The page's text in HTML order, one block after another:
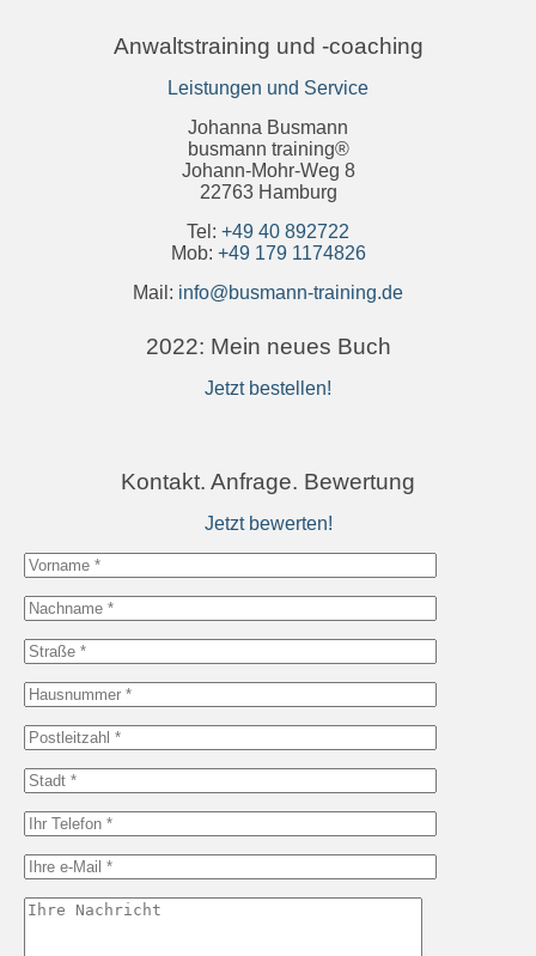
Anwaltstraining und -coaching
Leistungen und Service
Johanna Busmann
busmann training®
Johann-Mohr-Weg 8
22763 Hamburg
Tel: +49 40 892722
Mob: +49 179 1174826
Mail: info@busmann-training.de
2022: Mein neues Buch
Jetzt bestellen!
Kontakt. Anfrage. Bewertung
Jetzt bewerten!